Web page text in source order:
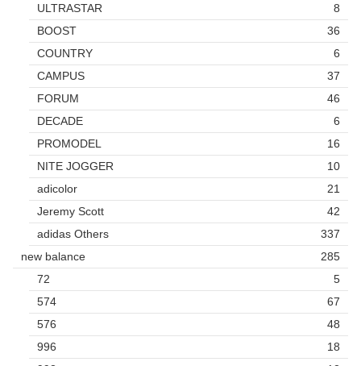
ULTRASTAR
8
BOOST
36
COUNTRY
6
CAMPUS
37
FORUM
46
DECADE
6
PROMODEL
16
NITE JOGGER
10
adicolor
21
Jeremy Scott
42
adidas Others
337
new balance
285
72
5
574
67
576
48
996
18